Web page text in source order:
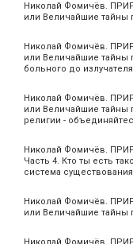
Николай Фомичёв.
или Величайшие тайны
Николай Фомичёв.
или Величайшие тайны
больного до
Николай Фомичёв.
или Величайшие тайны
религии -
Николай Фомичёв.
Часть 4. Кто ты есть
система
Николай Фомичёв.
или Величайшие тайны